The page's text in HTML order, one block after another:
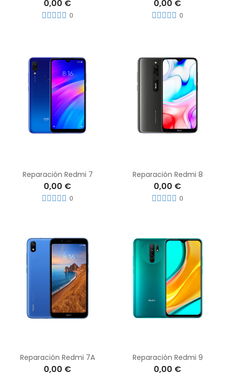
0,00 €
0
0,00 €
0
Reparación Redmi 7
0,00 €
0
Reparación Redmi 8
0,00 €
0
Reparación Redmi 7A
0,00 €
Reparación Redmi 9
0,00 €